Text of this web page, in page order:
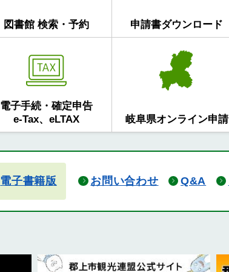
図書館 検索・予約 申請書ダウンロード
電子手続・確定申告
e-Tax、eLTAX
岐阜県オンライン申請
電子書籍版 お問い合わせ Q&A